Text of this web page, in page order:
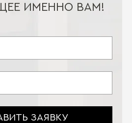
ИМЕННО ВАМ!
ЗАЯВКУ